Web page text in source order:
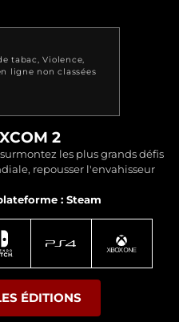
tabac Violence
ligne non classées
2
les plus grands défis
repousser l'envahisseur
: Steam
ÉDITIONS